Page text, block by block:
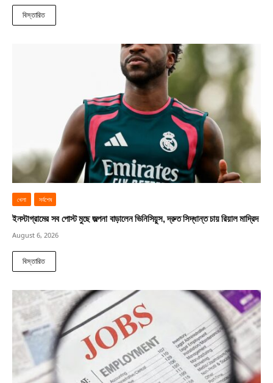
বিস্তারিত
খেলা সর্বশেষ
ইনস্টাগ্রামের সব পোস্ট মুছে জল্পনা বাড়ালেন ভিনিসিয়ুস, দ্রুত সিদ্ধান্ত চায় রিয়াল মাদ্রিদ
August 6, 2026
বিস্তারিত